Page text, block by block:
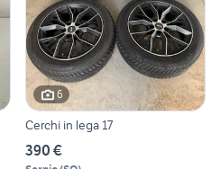
6
Cerchi in lega 17
390 €